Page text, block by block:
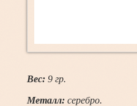
Вес: 9 гр.
Металл: серебро.